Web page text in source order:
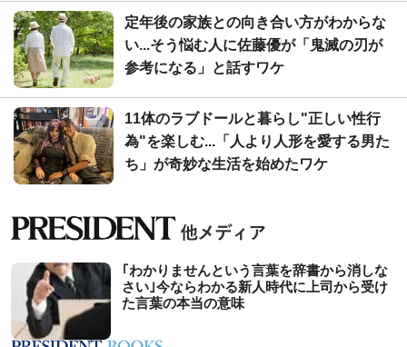
定年後の家族との向き合い方がわからな
い...そう悩む人に佐藤優が「鬼滅の刃が
参考になる」と話すワケ
11体のラブドールと暮らし"正しい性行
為"を楽しむ...「人より人形を愛する男た
ち」が奇妙な生活を始めたワケ
｢わかりませんという言葉を辞書から消しな
さい｣今ならわかる新人時代に上司から受け
た言葉の本当の意味